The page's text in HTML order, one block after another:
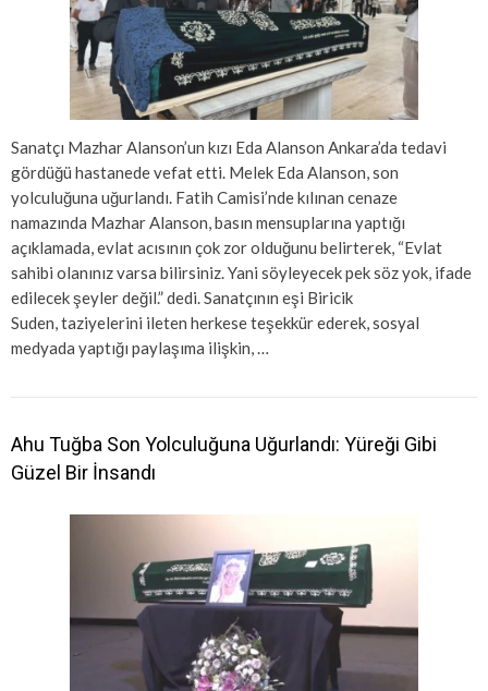
Sanatçı Mazhar Alanson’un kızı Eda Alanson Ankara’da tedavi
gördüğü hastanede vefat etti. Melek Eda Alanson, son
yolculuğuna uğurlandı. Fatih Camisi’nde kılınan cenaze
namazında Mazhar Alanson, basın mensuplarına yaptığı
açıklamada, evlat acısının çok zor olduğunu belirterek, “Evlat
sahibi olanınız varsa bilirsiniz. Yani söyleyecek pek söz yok, ifade
edilecek şeyler değil.” dedi. Sanatçının eşi Biricik
Suden, taziyelerini ileten herkese teşekkür ederek, sosyal
medyada yaptığı paylaşıma ilişkin, …
Ahu Tuğba Son Yolculuğuna Uğurlandı: Yüreği Gibi
Güzel Bir İnsandı